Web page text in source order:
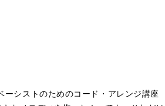
ーシストのためのコード・アレンジ講座